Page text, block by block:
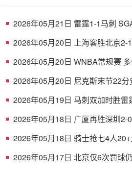
2026年05月21日 雷霆1-1马刺
2026年05月20日 上海客胜北京2-
2026年05月20日 WNBA常规赛
2026年05月20日 尼克斯末节22
2026年05月19日 马刺双加时胜雷
2026年05月18日 广厦再胜深圳2-
2026年05月18日 骑士抢七4人
2026年05月17日 北京仅6次罚球